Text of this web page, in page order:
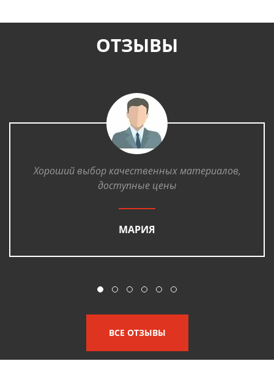
ОТЗЫВЫ
Хороший выбор качественных материалов,
доступные цены
МАРИЯ
ВСЕ ОТЗЫВЫ